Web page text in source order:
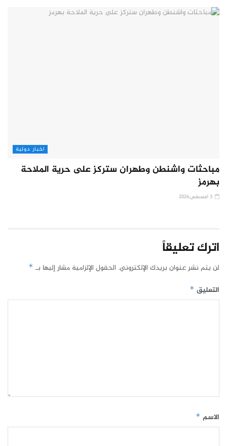
اخبار دولية
مباحثات واشنطن وطهران ستركز على حرية الملاحة
بهرمز
اترك تعليقاً
لن يتم نشر عنوان بريدك الإلكتروني. الحقول الإلزامية مشار إليها بـ *
التعليق *
الاسم *